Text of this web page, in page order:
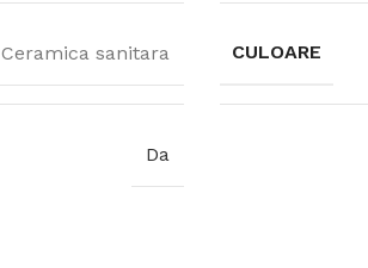
Ceramica sanitara CULOARE
Da